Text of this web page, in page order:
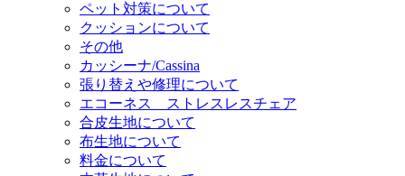
ペット対策について
クッションについて
その他
カッシーナ/Cassina
張り替えや修理について
エコーネス ストレスレスチェア
合皮生地について
布生地について
料金について